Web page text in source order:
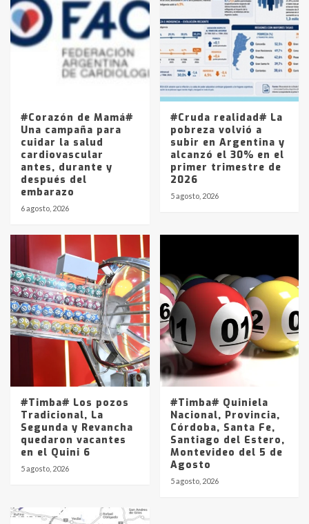
4
joven de Trenque Lauquen
Los precios de los combustibles en
La Pampa, desde YPF hasta Axion
entre 857 a 1338 pesos
#Corazón de Mamá#
Una campaña para
cuidar la salud
cardiovascular
antes, durante y
después del
embarazo
6 agosto, 2026
#Cruda realidad# La
pobreza volvió a
subir en Argentina y
alcanzó el 30% en el
primer trimestre de
2026
5 agosto, 2026
#Timba# Los pozos
Tradicional, La
Segunda y Revancha
quedaron vacantes
en el Quini 6
5 agosto, 2026
#Timba# Quiniela
Nacional, Provincia,
Córdoba, Santa Fe,
Santiago del Estero,
Montevideo del 5 de
Agosto
5 agosto, 2026